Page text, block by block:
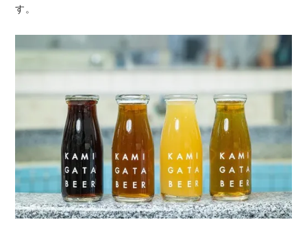
す。